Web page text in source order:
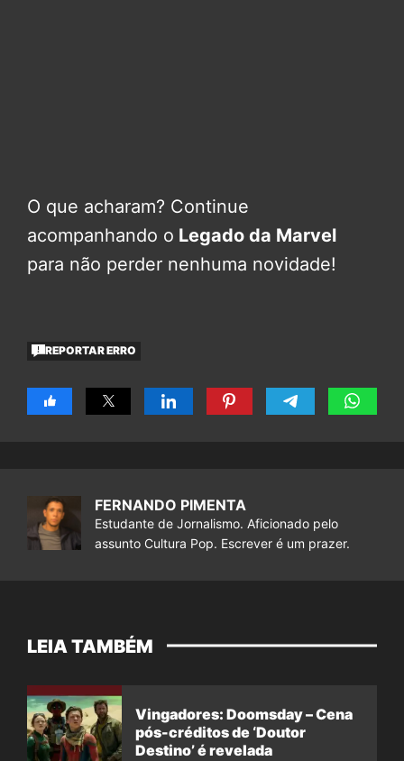
O que acharam? Continue
acompanhando o Legado da Marvel
para não perder nenhuma novidade!
REPORTAR ERRO
FERNANDO PIMENTA
Estudante de Jornalismo. Aficionado pelo
assunto Cultura Pop. Escrever é um prazer.
LEIA TAMBÉM
Vingadores: Doomsday – Cena
pós-créditos de ‘Doutor
Destino’ é revelada